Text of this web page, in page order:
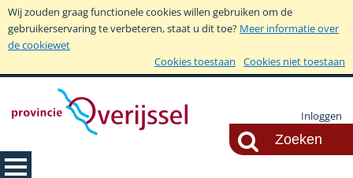
Wij zouden graag functionele cookies willen gebruiken om de
gebruikerservaring te verbeteren, staat u dit toe? Meer informatie over
de cookiewet
Cookies toestaan
Cookies niet toestaan
Inloggen